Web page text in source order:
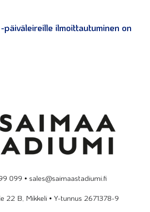
päiväleireille ilmoittautuminen on
099 • sales@saimaastadiumi.fi
22 B, Mikkeli • Y-tunnus 2671378-9